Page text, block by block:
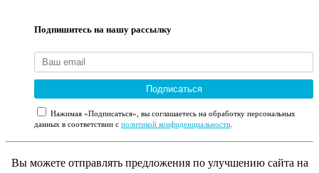
Подпишитесь на нашу рассылку
Подписаться
Нажимая «Подписаться», вы соглашаетесь на обработку персональных
данных в соответствии с политикой конфиденциальности
Вы можете отправлять предложения по улучшению сайта на